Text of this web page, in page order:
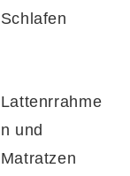
Schlafen
Lattenrrahme
n und
Matratzen